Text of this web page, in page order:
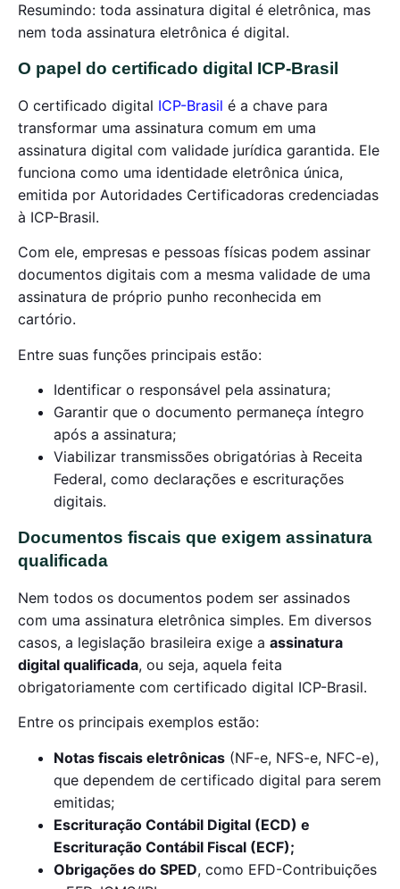
Resumindo: toda assinatura digital é eletrônica, mas
nem toda assinatura eletrônica é digital.
O papel do certificado digital ICP-Brasil
O certificado digital ICP-Brasil é a chave para
transformar uma assinatura comum em uma
assinatura digital com validade jurídica garantida. Ele
funciona como uma identidade eletrônica única,
emitida por Autoridades Certificadoras credenciadas
à ICP-Brasil.
Com ele, empresas e pessoas físicas podem assinar
documentos digitais com a mesma validade de uma
assinatura de próprio punho reconhecida em
cartório.
Entre suas funções principais estão:
Identificar o responsável pela assinatura;
Garantir que o documento permaneça íntegro
após a assinatura;
Viabilizar transmissões obrigatórias à Receita
Federal, como declarações e escriturações
digitais.
Documentos fiscais que exigem assinatura
qualificada
Nem todos os documentos podem ser assinados
com uma assinatura eletrônica simples. Em diversos
casos, a legislação brasileira exige a assinatura
digital qualificada, ou seja, aquela feita
obrigatoriamente com certificado digital ICP-Brasil.
Entre os principais exemplos estão:
Notas fiscais eletrônicas (NF-e, NFS-e, NFC-e),
que dependem de certificado digital para serem
emitidas;
Escrituração Contábil Digital (ECD) e
Escrituração Contábil Fiscal (ECF);
Obrigações do SPED, como EFD-Contribuições